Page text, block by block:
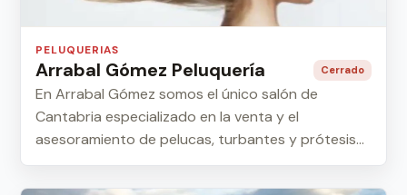
PELUQUERIAS
Arrabal Gómez Peluquería Cerrado
En Arrabal Gómez somos el único salón de
Cantabria especializado en la venta y el
asesoramiento de pelucas, turbantes y prótesis
capilares, ...